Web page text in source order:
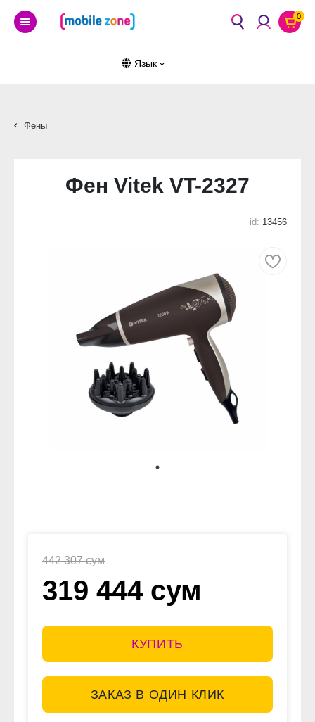
0
Язык
Фены
Фен Vitek VT-2327
id: 13456
442 307 сум
319 444 сум
КУПИТЬ
ЗАКАЗ В ОДИН КЛИК